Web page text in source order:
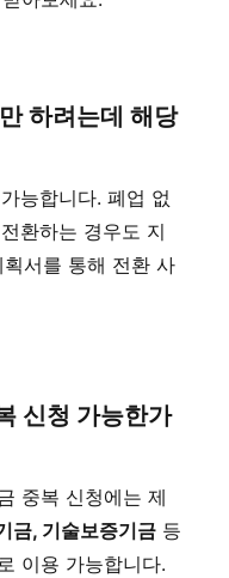
하려는데 해당
능합니다. 폐업 없
환하는 경우도 지
서를 통해 전환 사
신청 가능한가
중복 신청에는 제
금, 기술보증기금 등
이용 가능합니다.